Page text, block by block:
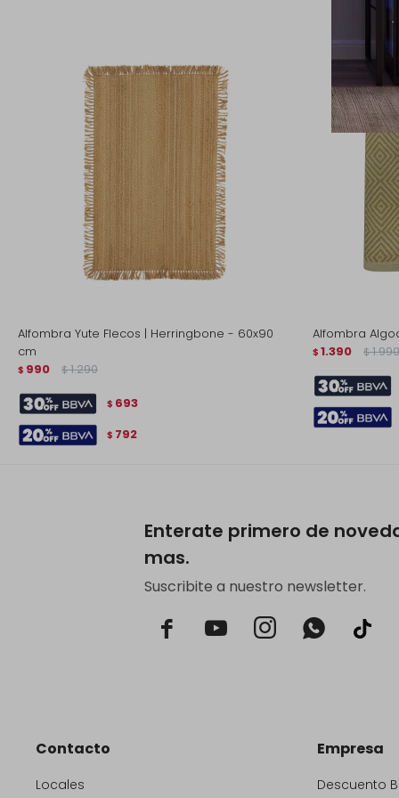
Alfombra Yute Flecos | Herringbone - 60x90
cm
$ 990 $ 1.290
$ 693
$ 792
Alfombra
$ 1.390 $ 1.990
Enterate primero de
mas.
Suscribite a nuestro newsletter.
  
Contacto
Locales
Empresa
Descuento